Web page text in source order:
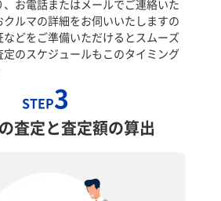
、お電話またはメールでご連絡いた
クルマの詳細をお伺いいたしますの
どをご準備いただけるとスムーズ
のスケジュールもこのタイミング
STEP3
査定と査定額の算出